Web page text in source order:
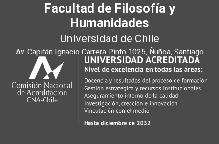
Facultad de Filosofía y
Humanidades
Universidad de Chile
Av. Capitán Ignacio Carrera Pinto 1025, Ñuñoa, Santiago